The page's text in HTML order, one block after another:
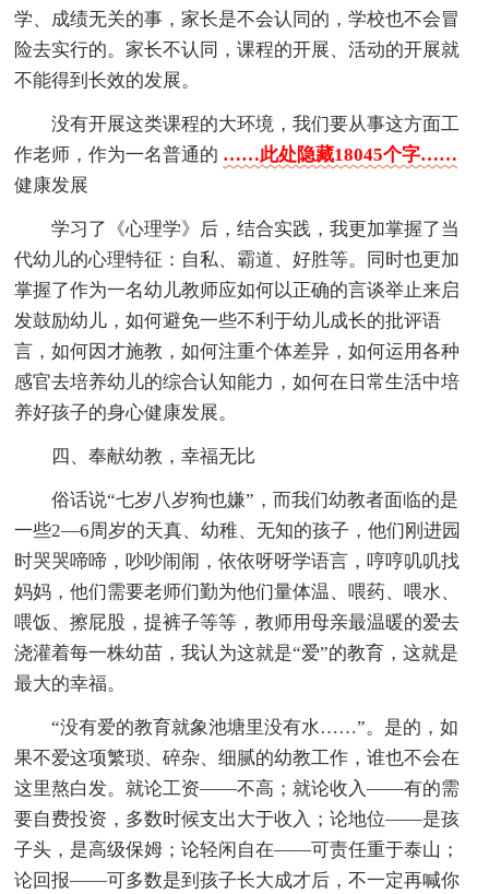
学、成绩无关的事，家长是不会认同的，学校也不会冒
险去实行的。家长不认同，课程的开展、活动的开展就
不能得到长效的发展。
没有开展这类课程的大环境，我们要从事这方面工
作老师，作为一名普通的 ……此处隐藏18045个字……
健康发展
学习了《心理学》后，结合实践，我更加掌握了当
代幼儿的心理特征：自私、霸道、好胜等。同时也更加
掌握了作为一名幼儿教师应如何以正确的言谈举止来启
发鼓励幼儿，如何避免一些不利于幼儿成长的批评语
言，如何因才施教，如何注重个体差异，如何运用各种
感官去培养幼儿的综合认知能力，如何在日常生活中培
养好孩子的身心健康发展。
四、奉献幼教，幸福无比
俗话说“七岁八岁狗也嫌”，而我们幼教者面临的是
一些2—6周岁的天真、幼稚、无知的孩子，他们刚进园
时哭哭啼啼，吵吵闹闹，依依呀呀学语言，哼哼叽叽找
妈妈，他们需要老师们勤为他们量体温、喂药、喂水、
喂饭、擦屁股，提裤子等等，教师用母亲最温暖的爱去
浇灌着每一株幼苗，我认为这就是“爱”的教育，这就是
最大的幸福。
“没有爱的教育就象池塘里没有水……”。是的，如
果不爱这项繁琐、碎杂、细腻的幼教工作，谁也不会在
这里熬白发。就论工资——不高；就论收入——有的需
要自费投资，多数时候支出大于收入；论地位——是孩
子头，是高级保姆；论轻闲自在——可责任重于泰山；
论回报——可多数是到孩子长大成才后，不一定再喊你